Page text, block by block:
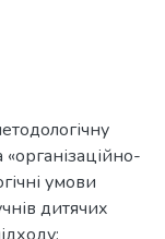
«організаційно-
умови
дитячих